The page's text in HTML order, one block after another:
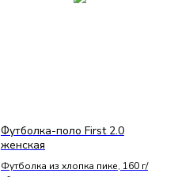
Футболка-поло First 2.0
женская
Футболка из хлопка пике, 160 г/